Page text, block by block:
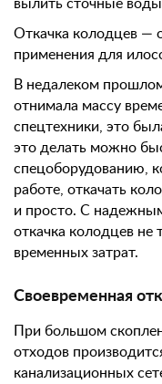
вылить сточные
Откачка колодцев —
применения для
В недалеком
отнимала массу
спецтехники, это
это делать можно
спецоборудованию,
работе, откачать
и просто. С
откачка колодцев не
временных затрат.
Своевременная
При большом
отходов
канализационных